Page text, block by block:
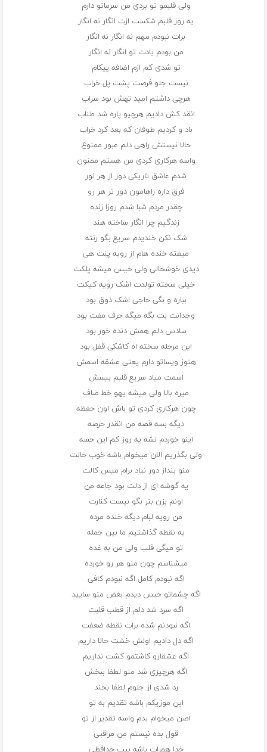
ولی قلبمو تو بردی من سرماتو دارم
یه روز قلبم شکست ازت انگار نه انگار
برات نبودم مهم نه انگار نه انگار
من بودم یادت تو انگار نه انگار
تو شدی کم ازم اضافه پیکام
نیست جلو فرصت پشت پل خراب
هرچی داشتم امید تهش بود سراب
انقد کش دادیم هرچیو پاره شد طناب
باد و کردیم طوفان که بعد کرد خراب
حالا نیستش راهی دلم عبور ممنوع
واسه هرکاری کردی من هستم ممنون
شدم عاشق تاریکی دور از هر نور
فرق داره راهامون دور تر هر رو
چقدر مردم شبا شدم روزا زنده
زندگیم چرا انگار ساخته هند
شک نکن خندیدم سریع بگو رنته
میفته خنده هام از رویه پنت هی
دیدی خوشحالی ولی خیس میشه پلکت
خیلی سخته تولدت اشک رویه کیکت
بباره و بگی حاجی اشک ذوق بود
وجدانت بت بگه میگه حرف مفت بود
سادس دلم همش دنده خور بود
این مرحله سخته اه کاشکی قفل بود
هنوز ویساتو دارم یعنی عشقه اسمش
اسمت میاد سریع قلبم بیسش
میره بالا ولی میشه یهو خط صاف
چون هرکاری کردی تو باش اون حفظه
دیگه بسه قصه من انقدر حرصه
اینو خوردم نشه یه روز کم این حسه
ولی بگذریم الان میخوام باشه خوب حالت
منو بنداز دور نیاد برام میس کالت
یه گوشه ای از دلت بود جاعه من
اونم بزن بنر بگو نیست کنارت
من رویه لبام دیگه خنده مرده
یه نقطه گذاشتیم ما بین جمله
تو میگی قلب ولی من به غده
میشناسم چون منو هر رو خورده
اگه نبودم کامل اگه نبودم کافی
اگه چشماتو خیس دیدم بغض منو سایید
اگه سرد شد دلم از قطب قلبت
اگه نبودنم شده برات نقطه ضعفت
اگه دل دادیم اولش خشت حالا داریم
اگه عشقارو کاشتمو کشت نداریم
اگه هرچیزی شد منو لطفا ببخش
رد شدی از جلوم لطفا بخند
این موزیکم باشه تقدیم به تو
اصن میخوام بدم واسه تقدیر از تو
قول بده نیستم من مراقبی
خدا همرات باشه بیب خدافظی